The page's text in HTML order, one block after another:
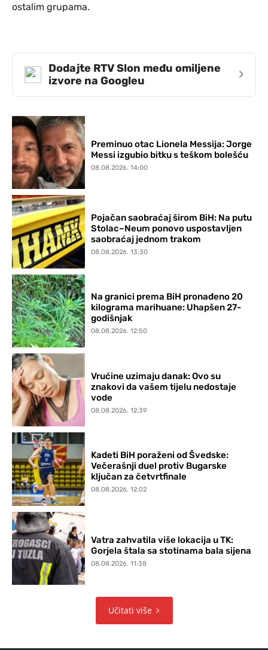
ostalim grupama.
Dodajte RTV Slon među omiljene
izvore na Googleu
›
Preminuo otac Lionela Messija: Jorge
Messi izgubio bitku s teškom bolešću
08.08.2026. 14:00
Pojačan saobraćaj širom BiH: Na putu
Stolac–Neum ponovo uspostavljen
saobraćaj jednom trakom
08.08.2026. 13:30
Na granici prema BiH pronađeno 20
kilograma marihuane: Uhapšen 27-
godišnjak
08.08.2026. 12:50
Vrućine uzimaju danak: Ovo su
znakovi da vašem tijelu nedostaje
vode
08.08.2026. 12:39
Kadeti BiH poraženi od Švedske:
Večerašnji duel protiv Bugarske
ključan za četvrtfinale
08.08.2026. 12:02
Vatra zahvatila više lokacija u TK:
Gorjela štala sa stotinama bala sijena
08.08.2026. 11:38
Učitati više